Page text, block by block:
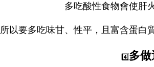
多吃酸性食物會使肝
所以要多吃味甘、性平，且富含蛋白
4️⃣多做